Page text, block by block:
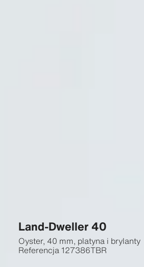
Land-Dweller 40
Oyster, 40 mm, platyna i brylanty
Referencja127386TBR